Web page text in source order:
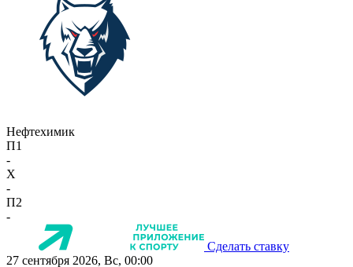
Нефтехимик
П1
-
X
-
П2
-
Сделать ставку
27 сентября 2026, Вс, 00:00